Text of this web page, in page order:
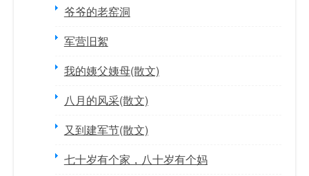
爷爷的老窑洞
军营旧絮
我的姨父姨母(散文)
八月的风采(散文)
又到建军节(散文)
七十岁有个家，八十岁有个妈